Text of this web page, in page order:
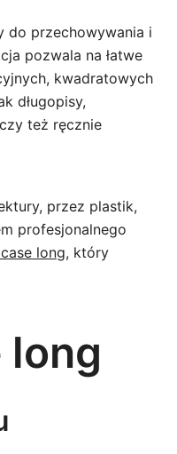
do przechowywania i
pozwala na łatwe
kwadratowych
długopisy,
też ręcznie
przez plastik,
profesjonalnego
long, który
long